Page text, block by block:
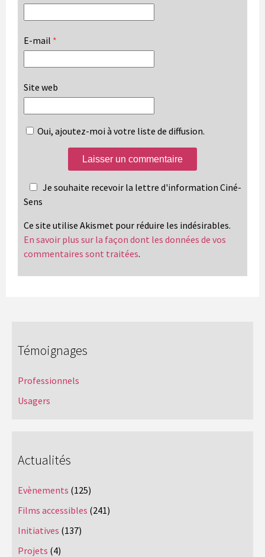
E-mail *
Site web
Oui, ajoutez-moi à votre liste de diffusion.
Je souhaite recevoir la lettre d'information Ciné-
Sens
Ce site utilise Akismet pour réduire les indésirables.
En savoir plus sur la façon dont les données de vos
commentaires sont traitées.
Témoignages
Professionnels
Usagers
Actualités
Evènements (125)
Films accessibles (241)
Initiatives (137)
Projets (4)